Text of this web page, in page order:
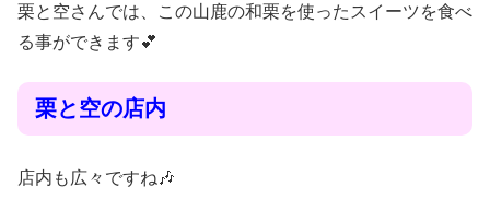
栗と空さんでは、この山鹿の和栗を使ったスイーツを食べ
る事ができます💕
栗と空の店内
店内も広々ですね🎶